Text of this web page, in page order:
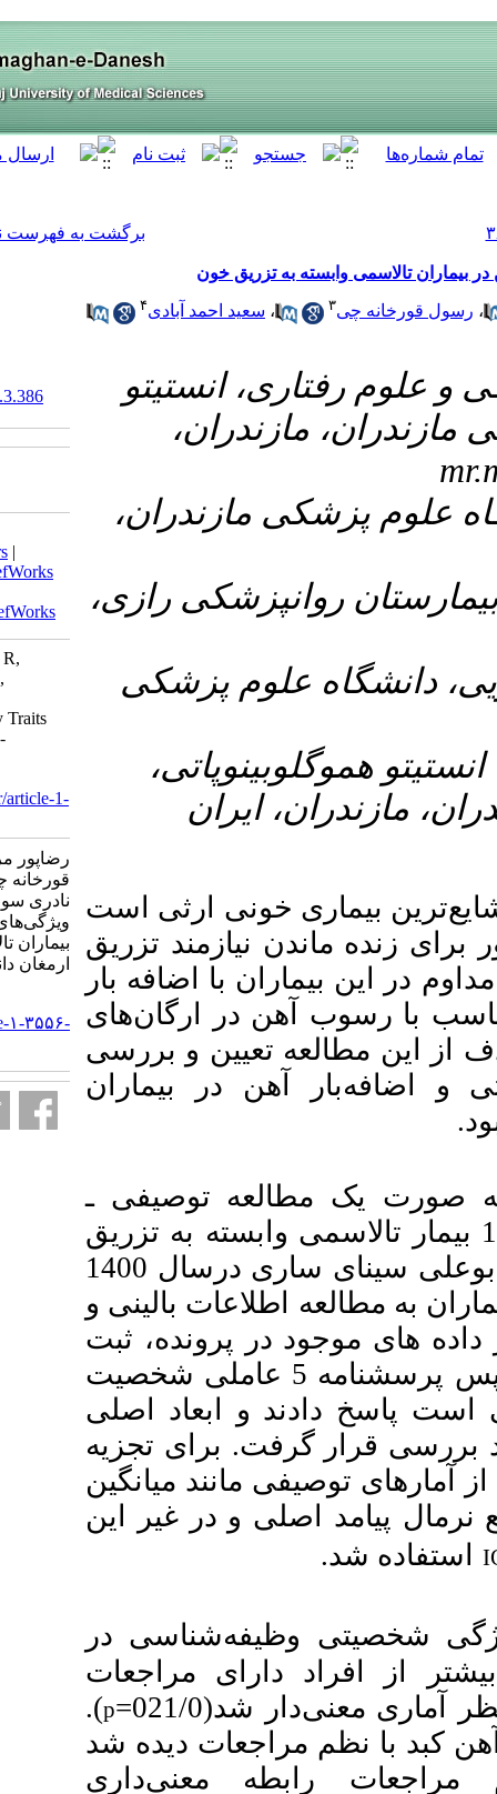
خون
احمد آبادی ۴
انستیتو
رازی،
پزشکی
ارثی است
تزریق
اضافه بار
ارگان‌های
و بررسی
بیماران
توصیفی ـ
وابسته به تزریق
خون بخش تالاسمی بیمارستان بوعلی سینای ساری درسال 1400
بالینی و
پرونده، ثبت
5 عاملی شخصیت
ابعاد اصلی
برای تجزیه
میانگین
در غیر این
در
مراجعات
0=
p
).
دیده شد
معنیداری
‎ 10.61186/armaghanj.29.3.386
Download citation:
BibTeX
ProCite
Send citation to:
Mendeley
Zotero RefWorks
Rezapour M, Bagherzadeh ledari R,
Ghorkhanechi R, Ahmad abadi S,
Naderisorki M. Investigating The
Relationship Between Personality Traits
Dependent Thalassemia Patients.
armaghanj 2024; 29 (3) :386-402
URL:http://armaghanj.yums.ac.ir/article-1-
رضاپور مریم، باقرزاده لداری رحیم،
قورخانه چی رسول، احمد آبادی سعید،
نادری سورکی محمد. بررسی رابطه بین
ویژگی‌های شخصیتی و اضافه‌بار آهن در
بیماران تالاسمی وابسته به تزریق خون.
ارمغان دانش. ۱۴۰۳; ۲۹ (۳) :۳۸۶-۴۰۲
http://armaghanj.yums.ac.ir/article-۱-۳۵۵۶-